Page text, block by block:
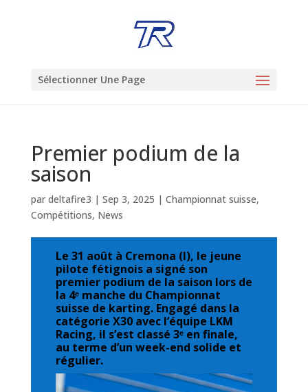
Sélectionner Une Page
Premier podium de la
saison
par deltafire3 | Sep 3, 2025 | Championnat suisse,
Compétitions, News
Le 31 août à Cremona (I), le jeune
pilote fétignois a signé son
premier podium de la saison lors de
la 4ᵉ manche du Championnat
suisse de karting. Engagé dans la
catégorie X30 avec l’équipe LKM
Racing, il s’est classé 3ᵉ en finale,
au terme d’un week-end solide et
régulier.